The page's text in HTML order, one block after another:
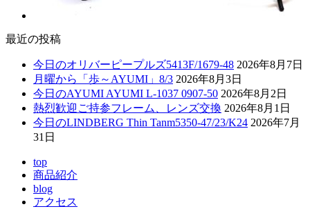
最近の投稿
今日のオリバーピープルズ5413F/1679-48 2026年8月7日
月曜から「歩～AYUMI」8/3 2026年8月3日
今日のAYUMI AYUMI L-1037 0907-50 2026年8月2日
熱烈歓迎ご持参フレーム、レンズ交換 2026年8月1日
今日のLINDBERG Thin Tanm5350-47/23/K24 2026年7月
31日
top
商品紹介
blog
アクセス